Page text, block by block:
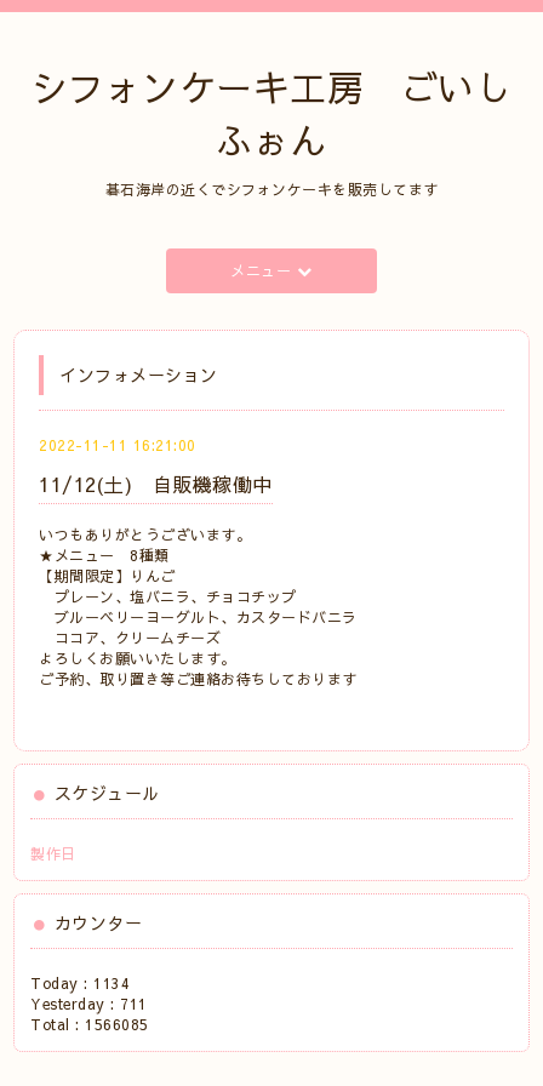
シフォンケーキ工房 ごいし
ふぉん
碁石海岸の近くでシフォンケーキを販売してます
メニュー
インフォメーション
2022-11-11 16:21:00
11/12(土) 自販機稼働中
いつもありがとうございます。
★メニュー 8種類
【期間限定】りんご
プレーン、塩バニラ、チョコチップ
ブルーベリーヨーグルト、カスタードバニラ
ココア、クリームチーズ
よろしくお願いいたします。
ご予約、取り置き等ご連絡お待ちしております
スケジュール
製作日
カウンター
Today : 1134
Yesterday : 711
Total : 1566085